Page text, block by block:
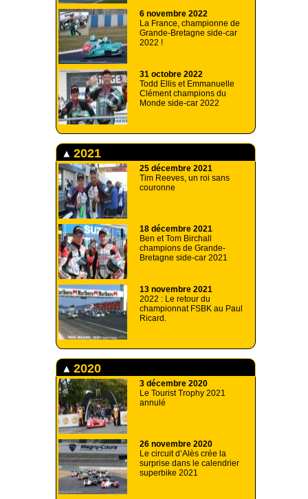
6 novembre 2022
La France, championne de
Grande-Bretagne side-car
2022 !
31 octobre 2022
Todd Ellis et Emmanuelle
Clément champions du
Monde side-car 2022
2021
25 décembre 2021
Tim Reeves, un roi sans
couronne
18 décembre 2021
Ben et Tom Birchall
champions de Grande-
Bretagne side-car 2021
13 novembre 2021
2022 : Le retour du
championnat FSBK au Paul
Ricard.
2020
3 décembre 2020
Le Tourist Trophy 2021
annulé
26 novembre 2020
Le circuit d’Alès crée la
surprise dans le calendrier
superbike 2021